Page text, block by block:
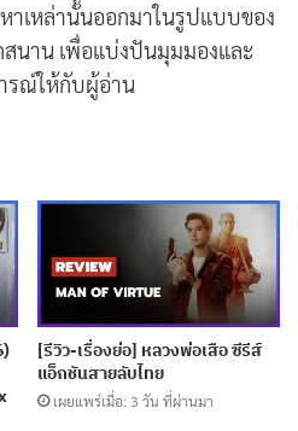
คยเห็นในเกมหรือแม้กระทั่งใน
เจลิน่า โจลี่ ซึ่งทำให้รู้สึกว่า
อ
อ] 1670 Season 3 เสียดสีสังคมผ่านยุค
มุก
อ: 23 ชั่วโมง ที่ผ่านมา
อ] Big Chicken: A Fast Food
สารคดีกินไก่ทอด 28 วัน สะเทือนวง
าเหล่านั้นออกมาในรูปแบบของ
สนาน เพื่อแบ่งปันมุมมองและ
รณ์ให้กับผู้อ่าน
[รีวิว-เรื่องย่อ] หลวงพ่อเสือ ซีรีส์
แอ็กชันสายลับไทย
เผยแพร่เมื่อ: 3 วัน ที่ผ่านมา